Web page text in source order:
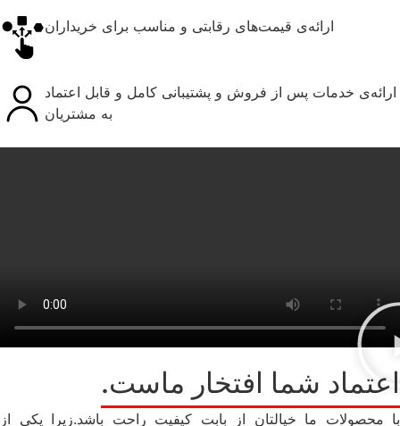
ارائه‌ی قیمت‌های رقابتی و مناسب برای خریداران
ارائه‌ی خدمات پس از فروش و پشتیبانی کامل و قابل اعتماد
به مشتریان
اعتماد شما افتخار ماست.
با محصولات ما خیالتان از بابت کیفیت راحت باشد.زیرا یکی از